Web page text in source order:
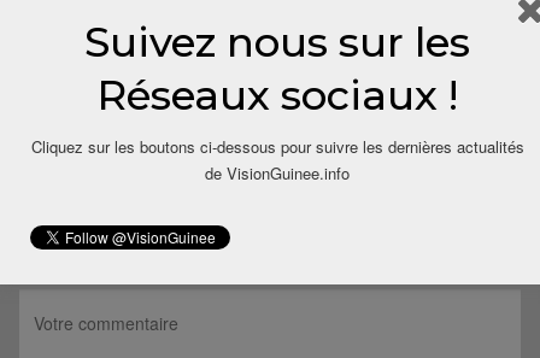
Votre adresse email ne sera pas publiée.
Suivez nous sur les
Réseaux sociaux !
Cliquez sur les boutons ci-dessous pour suivre les dernières actualités
de VisionGuinee.info